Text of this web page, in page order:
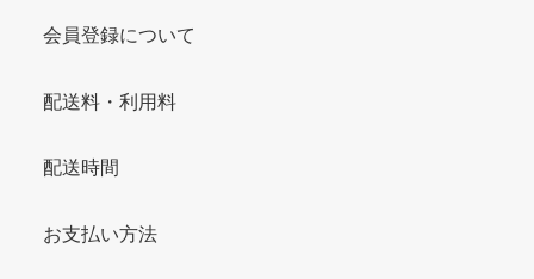
会員登録について
配送料・利用料
配送時間
お支払い方法